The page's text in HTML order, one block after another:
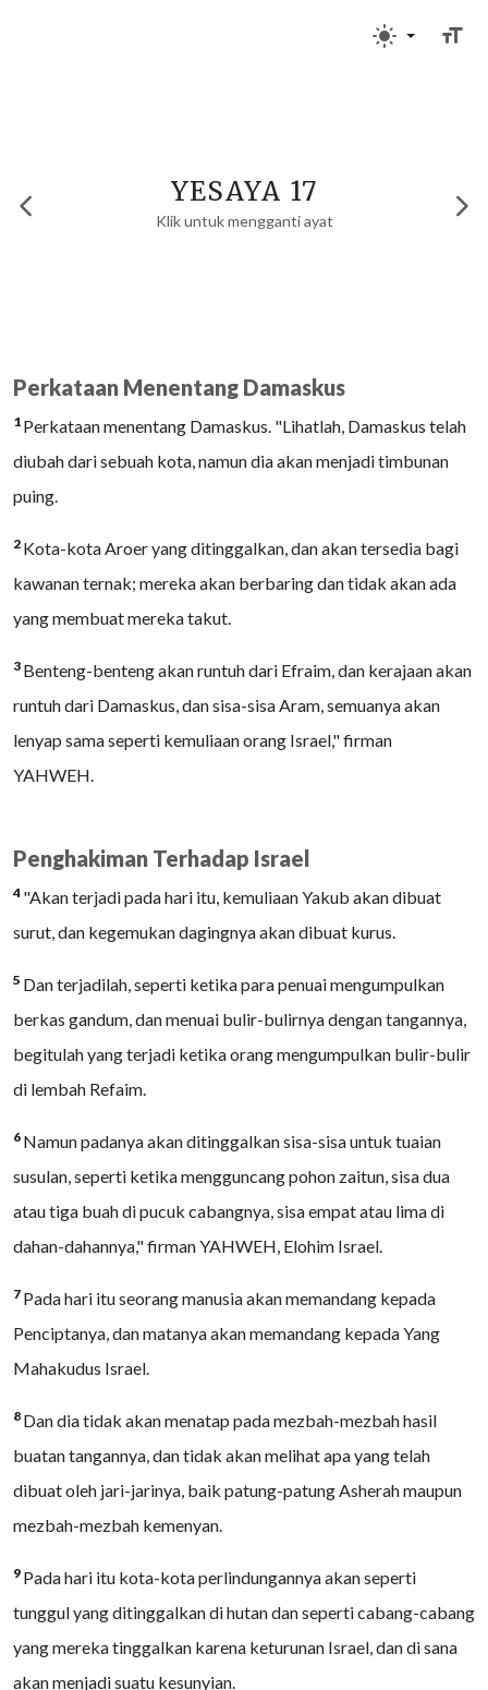
YESAYA 17
Klik untuk mengganti ayat
Perkataan Menentang Damaskus
1 Perkataan menentang Damaskus. "Lihatlah, Damaskus telah
diubah dari sebuah kota, namun dia akan menjadi timbunan
puing.
2 Kota-kota Aroer yang ditinggalkan, dan akan tersedia bagi
kawanan ternak; mereka akan berbaring dan tidak akan ada
yang membuat mereka takut.
3 Benteng-benteng akan runtuh dari Efraim, dan kerajaan akan
runtuh dari Damaskus, dan sisa-sisa Aram, semuanya akan
lenyap sama seperti kemuliaan orang Israel," firman
YAHWEH.
Penghakiman Terhadap Israel
4 "Akan terjadi pada hari itu, kemuliaan Yakub akan dibuat
surut, dan kegemukan dagingnya akan dibuat kurus.
5 Dan terjadilah, seperti ketika para penuai mengumpulkan
berkas gandum, dan menuai bulir-bulirnya dengan tangannya,
begitulah yang terjadi ketika orang mengumpulkan bulir-bulir
di lembah Refaim.
6 Namun padanya akan ditinggalkan sisa-sisa untuk tuaian
susulan, seperti ketika mengguncang pohon zaitun, sisa dua
atau tiga buah di pucuk cabangnya, sisa empat atau lima di
dahan-dahannya," firman YAHWEH, Elohim Israel.
7 Pada hari itu seorang manusia akan memandang kepada
Penciptanya, dan matanya akan memandang kepada Yang
Mahakudus Israel.
8 Dan dia tidak akan menatap pada mezbah-mezbah hasil
buatan tangannya, dan tidak akan melihat apa yang telah
dibuat oleh jari-jarinya, baik patung-patung Asherah maupun
mezbah-mezbah kemenyan.
9 Pada hari itu kota-kota perlindungannya akan seperti
tunggul yang ditinggalkan di hutan dan seperti cabang-cabang
yang mereka tinggalkan karena keturunan Israel, dan di sana
akan menjadi suatu kesunyian.